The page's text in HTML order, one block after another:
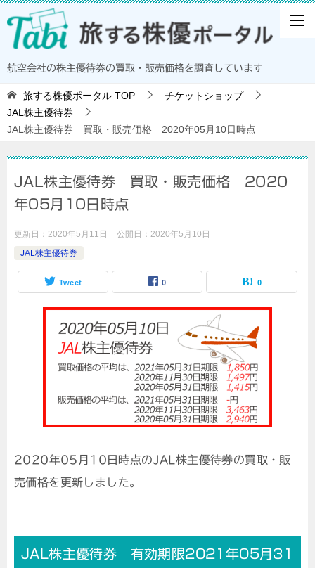
航空会社の株主優待券の買取・販売価格を調査しています
旅する株優ポータル TOP
チケットショップ
JAL株主優待券
JAL株主優待券 買取・販売価格 2020年05月10日時点
JAL株主優待券 買取・販売価格 2020
年05月10日時点
更新日： 2020年5月11日 公開日： 2020年5月10日
JAL株主優待券
Tweet 0 0
2020年05月10日時点のJAL株主優待券の買取・販
売価格を更新しました。
JAL株主優待券 有効期限2021年05月31